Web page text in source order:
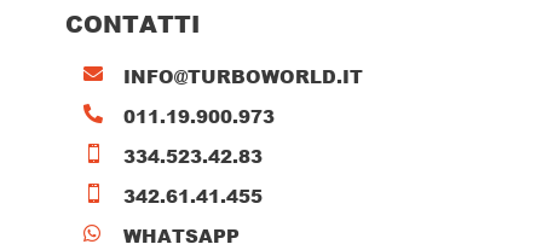
CONTATTI
 INFO@TURBOWORLD.IT
 011.19.900.973
 334.523.42.83
 342.61.41.455
 WHATSAPP